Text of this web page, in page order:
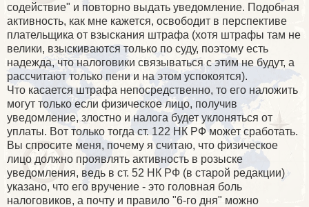
содействие" и повторно выдать уведомление. Подобная
активность, как мне кажется, освободит в перспективе
плательщика от взыскания штрафа (хотя штрафы там не
велики, взыскиваются только по суду, поэтому есть
надежда, что налоговики связываться с этим не будут, а
рассчитают только пени и на этом успокоятся).
Что касается штрафа непосредственно, то его наложить
могут только если физическое лицо, получив
уведомление, злостно и налога будет уклоняться от
уплаты. Вот только тогда ст. 122 НК РФ может сработать.
Вы спросите меня, почему я считаю, что физическое
лицо должно проявлять активность в розыске
уведомления, ведь в ст. 52 НК РФ (в старой редакции)
указано, что его вручение - это головная боль
налоговиков, а почту и правило "6-го дня" можно